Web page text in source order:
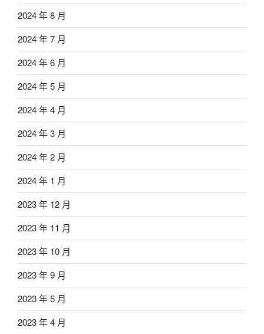
2024 年 8 月
2024 年 7 月
2024 年 6 月
2024 年 5 月
2024 年 4 月
2024 年 3 月
2024 年 2 月
2024 年 1 月
2023 年 12 月
2023 年 11 月
2023 年 10 月
2023 年 9 月
2023 年 5 月
2023 年 4 月